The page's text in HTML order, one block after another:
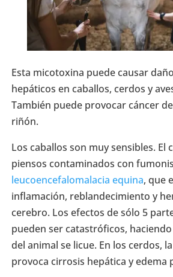
Esta micotoxina puede causar
hepáticos en caballos, cerdos y
También puede provocar cáncer
riñón.
Los caballos son muy sensibles. El
piensos contaminados con
leucoencefalomalacia equina, que
inflamación, reblandecimiento y
cerebro. Los efectos de sólo 5
pueden ser catastróficos,
del animal se licue. En los cerdos,
provoca cirrosis hepática y edema